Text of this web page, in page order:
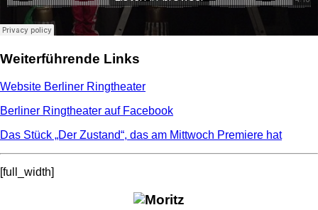
Weiterführende Links
Website Berliner Ringtheater
Berliner Ringtheater auf Facebook
Das Stück „Der Zustand“, das am Mittwoch Premiere hat
[full_width]